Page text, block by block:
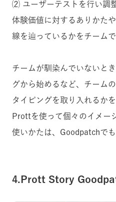
⑵ ユーザーテストを行い調
体験価値に対するありかた
線を辿っているかをチームで
チームが馴染んでいないと
グから始めるなど、チーム
タイピングを取り入れるか
Prottを使って個々のイメー
使いかたは、Goodpatchで
4.Prott Story